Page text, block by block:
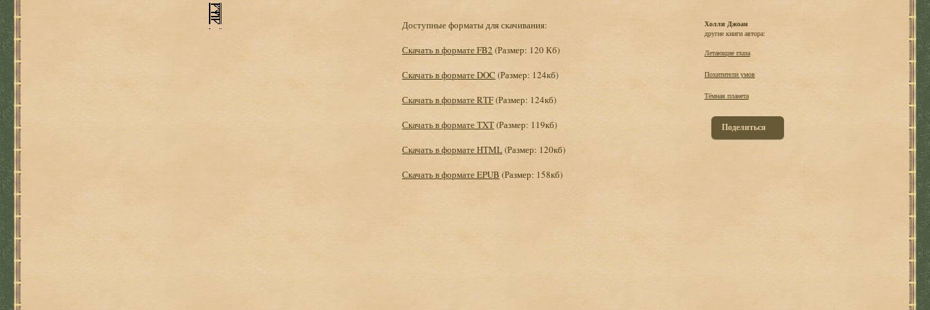
Доступные форматы для скачивания:
Скачать в формате FB2 (Размер: 120 Кб)
Скачать в формате DOC (Размер: 124кб)
Скачать в формате RTF(Размер: 124кб)
Скачать в формате TXT(Размер: 119кб)
Скачать в формате HTML(Размер: 120кб)
Скачать в формате EPUB (Размер: 158кб)
Холли Джоан
другие книги автора:
Летающие глаза
Похитители умов
Тёмная планета
Поделиться